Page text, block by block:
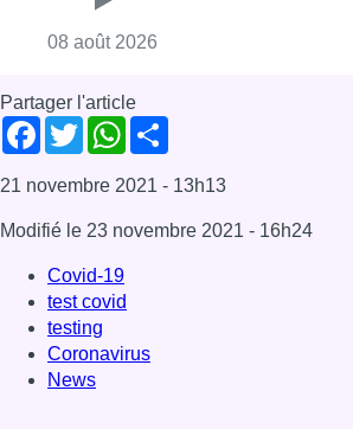
08 août 2026
Partager l'article
Facebook
TwitterWhatsApp
21 novembre 2021 - 13h13
Modifié le 23 novembre 2021 - 16h24
Covid-19
test covid
testing
Coronavirus
News